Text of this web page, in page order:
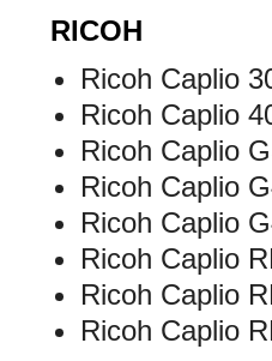
RICOH
Ricoh Caplio
Ricoh Caplio
Ricoh Caplio
Ricoh Caplio
Ricoh Caplio
Ricoh Caplio
Ricoh Caplio
Ricoh Caplio